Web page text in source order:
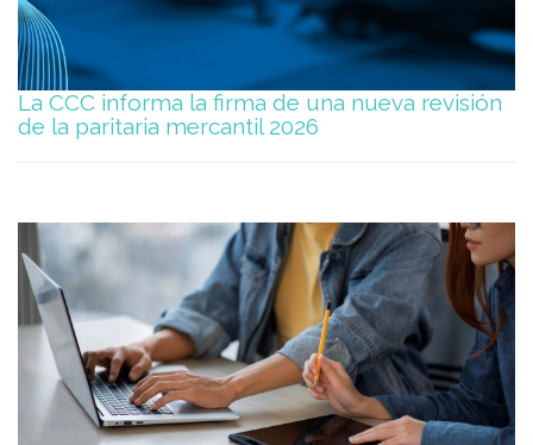
La CCC informa la firma de una nueva revisión
de la paritaria mercantil 2026